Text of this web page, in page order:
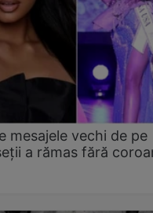
mesajele vechi de pe
a rămas fără